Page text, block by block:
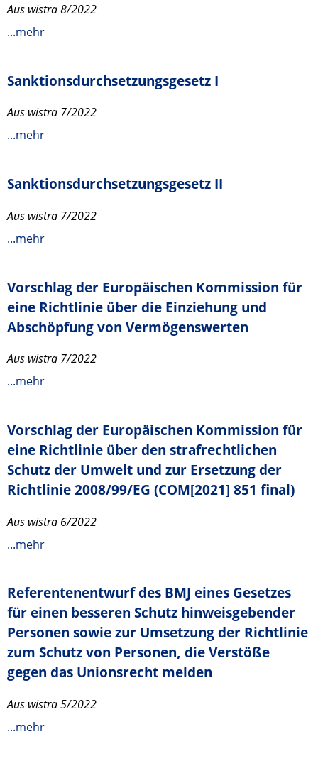
Aus wistra 8/2022
...mehr
Sanktionsdurchsetzungsgesetz I
Aus wistra 7/2022
...mehr
Sanktionsdurchsetzungsgesetz II
Aus wistra 7/2022
...mehr
Vorschlag der Europäischen Kommission für
eine Richtlinie über die Einziehung und
Abschöpfung von Vermögenswerten
Aus wistra 7/2022
...mehr
Vorschlag der Europäischen Kommission für
eine Richtlinie über den strafrechtlichen
Schutz der Umwelt und zur Ersetzung der
Richtlinie 2008/99/EG (COM[2021] 851 final)
Aus wistra 6/2022
...mehr
Referentenentwurf des BMJ eines Gesetzes
für einen besseren Schutz hinweisgebender
Personen sowie zur Umsetzung der Richtlinie
zum Schutz von Personen, die Verstöße
gegen das Unionsrecht melden
Aus wistra 5/2022
...mehr